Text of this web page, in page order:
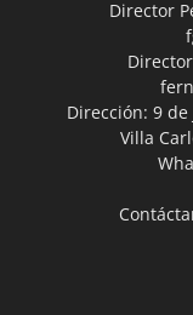
Director
Dirección: 9 de
Villa